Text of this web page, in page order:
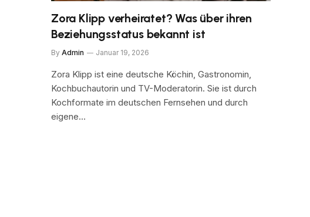
Zora Klipp verheiratet? Was über ihren
Beziehungsstatus bekannt ist
By Admin Januar 19, 2026
Zora Klipp ist eine deutsche Köchin, Gastronomin,
Kochbuchautorin und TV-Moderatorin. Sie ist durch
Kochformate im deutschen Fernsehen und durch
eigene…